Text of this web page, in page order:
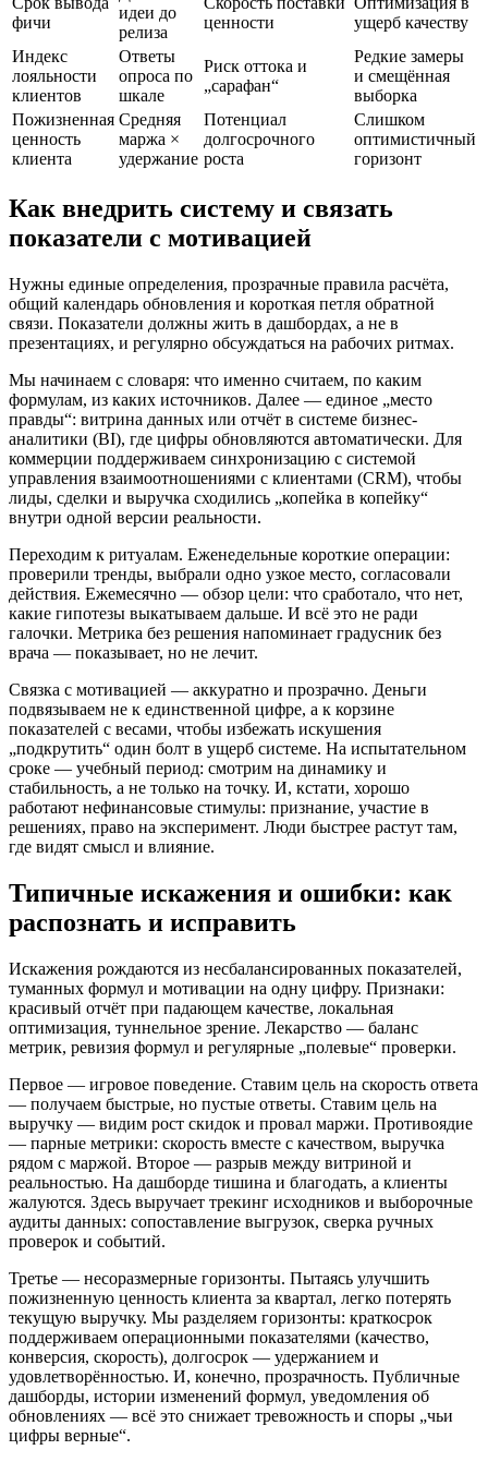
фичи
идеи до
релиза
ценности
ущерб качеству
Индекс
лояльности
клиентов
Ответы
опроса по
шкале
Риск оттока и
„сарафан“
Редкие замеры
и смещённая
выборка
Пожизненная
ценность
клиента
Средняя
маржа ×
удержание
Потенциал
долгосрочного
роста
Слишком
оптимистичный
горизонт
Как внедрить систему и связать
показатели с мотивацией
Нужны единые определения, прозрачные правила расчёта,
общий календарь обновления и короткая петля обратной
связи. Показатели должны жить в дашбордах, а не в
презентациях, и регулярно обсуждаться на рабочих ритмах.
Мы начинаем с словаря: что именно считаем, по каким
формулам, из каких источников. Далее — единое „место
правды“: витрина данных или отчёт в системе бизнес-
аналитики (BI), где цифры обновляются автоматически. Для
коммерции поддерживаем синхронизацию с системой
управления взаимоотношениями с клиентами (CRM), чтобы
лиды, сделки и выручка сходились „копейка в копейку“
внутри одной версии реальности.
Переходим к ритуалам. Еженедельные короткие операции:
проверили тренды, выбрали одно узкое место, согласовали
действия. Ежемесячно — обзор цели: что сработало, что нет,
какие гипотезы выкатываем дальше. И всё это не ради
галочки. Метрика без решения напоминает градусник без
врача — показывает, но не лечит.
Связка с мотивацией — аккуратно и прозрачно. Деньги
подвязываем не к единственной цифре, а к корзине
показателей с весами, чтобы избежать искушения
„подкрутить“ один болт в ущерб системе. На испытательном
сроке — учебный период: смотрим на динамику и
стабильность, а не только на точку. И, кстати, хорошо
работают нефинансовые стимулы: признание, участие в
решениях, право на эксперимент. Люди быстрее растут там,
где видят смысл и влияние.
Типичные искажения и ошибки: как
распознать и исправить
Искажения рождаются из несбалансированных показателей,
туманных формул и мотивации на одну цифру. Признаки:
красивый отчёт при падающем качестве, локальная
оптимизация, туннельное зрение. Лекарство — баланс
метрик, ревизия формул и регулярные „полевые“ проверки.
Первое — игровое поведение. Ставим цель на скорость ответа
— получаем быстрые, но пустые ответы. Ставим цель на
выручку — видим рост скидок и провал маржи. Противоядие
— парные метрики: скорость вместе с качеством, выручка
рядом с маржой. Второе — разрыв между витриной и
реальностью. На дашборде тишина и благодать, а клиенты
жалуются. Здесь выручает трекинг исходников и выборочные
аудиты данных: сопоставление выгрузок, сверка ручных
проверок и событий.
Третье — несоразмерные горизонты. Пытаясь улучшить
пожизненную ценность клиента за квартал, легко потерять
текущую выручку. Мы разделяем горизонты: краткосрок
поддерживаем операционными показателями (качество,
конверсия, скорость), долгосрок — удержанием и
удовлетворённостью. И, конечно, прозрачность. Публичные
дашборды, истории изменений формул, уведомления об
обновлениях — всё это снижает тревожность и споры „чьи
цифры верные“.